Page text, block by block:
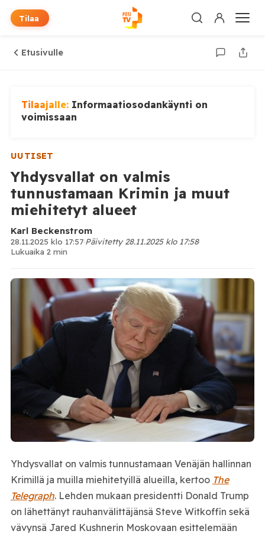
Tilaa
Etusivulle
Tilaajalle: Informaatiosodankäynti on
voimissaan
UUTISET
Yhdysvallat on valmis
tunnustamaan Krimin ja muut
miehitetyt alueet
Karl Beckenstrom
28.11.2025 klo 17:57·Päivitetty 28.11.2025 klo 17:58·
Lukuaika 2 min
Yhdysvallat on valmis tunnustamaan Venäjän hallinnan
Krimillä ja muilla miehitetyillä alueilla, kertoo The
Telegraph. Lehden mukaan presidentti Donald Trump
on lähettänyt rauhanvälittäjänsä Steve Witkoffin sekä
vävynsä Jared Kushnerin Moskovaan esittelemään